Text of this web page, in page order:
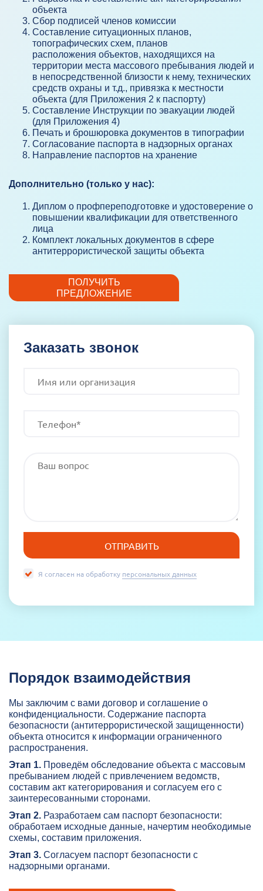
объекта
Сбор подписей членов комиссии
Составление ситуационных планов,
топографических схем, планов
расположения объектов, находящихся на
территории места массового пребывания людей и
в непосредственной близости к нему, технических
средств охраны и т.д., привязка к местности
объекта (для Приложения 2 к паспорту)
Составление Инструкции по эвакуации людей
(для Приложения 4)
Печать и брошюровка документов в типографии
Согласование паспорта в надзорных органах
Направление паспортов на хранение
Дополнительно (только у нас):
Диплом о профпереподготовке и удостоверение о
повышении квалификации для ответственного
лица
Комплект локальных документов в сфере
антитеррористической защиты объекта
ПОЛУЧИТЬ
ПРЕДЛОЖЕНИЕ
Заказать звонок
Я согласен на обработку персональных данных
Порядок взаимодействия
Мы заключим с вами договор и соглашение о
конфиденциальности. Содержание паспорта
безопасности (антитеррористической защищенности)
объекта относится к информации ограниченного
распространения.
Этап 1. Проведём обследование объекта с массовым
пребыванием людей с привлечением ведомств,
составим акт категорирования и согласуем его с
заинтересованными сторонами.
Этап 2. Разработаем сам паспорт безопасности:
обработаем исходные данные, начертим необходимые
схемы, составим приложения.
Этап 3. Согласуем паспорт безопасности с
надзорными органами.